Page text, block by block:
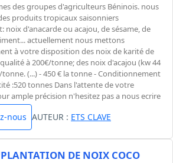
des groupes d'agriculteurs Béninois. nous
produits tropicaux saisonniers
noix d'anacarde ou acajou, de sésame, de
actuellement nous mettons
à votre disposition des noix de karité de
à 200€/tonne; des noix d'acajou (kw 44
(...) - 450 € la tonne - Conditionnement
:520 tonnes Dans l'attente de votre
ample précision n'hesitez pas a nous ecrire
nous AUTEUR : ETS CLAVE
PLANTATION DE NOIX COCO